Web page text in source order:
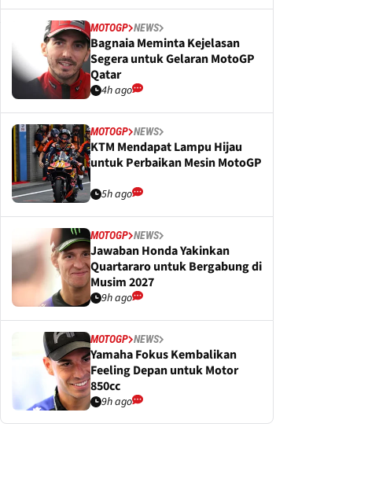
MOTOGP NEWS
Bagnaia Meminta Kejelasan
Segera untuk Gelaran MotoGP
Qatar
4h ago
MOTOGP NEWS
KTM Mendapat Lampu Hijau
untuk Perbaikan Mesin MotoGP
5h ago
MOTOGP NEWS
Jawaban Honda Yakinkan
Quartararo untuk Bergabung di
Musim 2027
9h ago
MOTOGP NEWS
Yamaha Fokus Kembalikan
Feeling Depan untuk Motor
850cc
9h ago